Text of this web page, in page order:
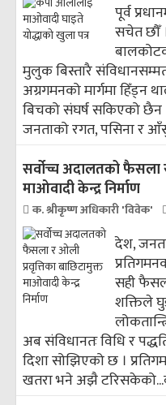
पूर्व
सचेत छौँ
मुलुक बिस्तारै
अग्रगमनको मार्गमा हिँड्न
बिचको संघर्ष सकिएको
जनताको रगत, पसिना र
सर्वोच्च अदालतको फैसला
माओवादी केन्द्र निर्माण
क. श्रीकृष्ण अधिकारी 'विवेक'
देश,
सही
शक्तिले
अब संविधानतः विधि र
दिशा सोझिएको छ ।
खतरा भने अझै टरिसकेको...